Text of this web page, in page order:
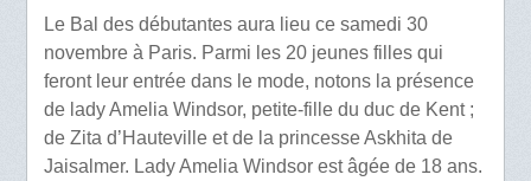
Le Bal des débutantes aura lieu ce samedi 30
novembre à Paris. Parmi les 20 jeunes filles qui
feront leur entrée dans le mode, notons la présence
de lady Amelia Windsor, petite-fille du duc de Kent ;
de Zita d’Hauteville et de la princesse Askhita de
Jaisalmer. Lady Amelia Windsor est âgée de 18 ans.